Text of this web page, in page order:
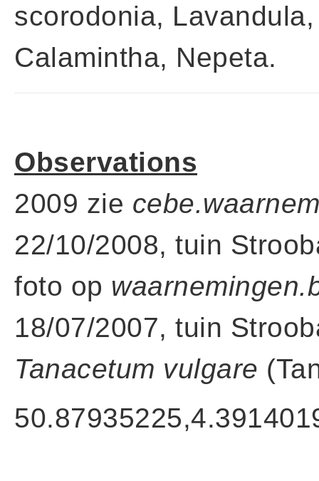
scorodonia,
Calamintha, Nepeta.
Observations
2009 zie
22/10/2008, tuin
foto op
18/07/2007, tuin
Tanacetum vulgare